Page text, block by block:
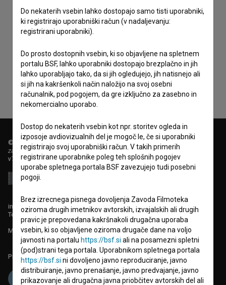
zbiranje, hrambo in obdelavo osebnih podatkov.
© 2018-2026, Filmoteka,
zavod za širjenje filmske kulture
v7.151.0
info@filmoteka.si
Tehnična pomoč: podpora@bsf.si
Mednarodna številka ISSN 2670-787X
Projekt sofinancira:
Do nekaterih vsebin lahko dostopajo samo tisti uporabniki,
ki registrirajo uporabniški račun (v nadaljevanju:
registrirani uporabniki).
Do prosto dostopnih vsebin, ki so objavljene na spletnem
portalu BSF, lahko uporabniki dostopajo brezplačno in jih
lahko uporabljajo tako, da si jih ogledujejo, jih natisnejo ali
si jih na kakršenkoli način naložijo na svoj osebni
računalnik, pod pogojem, da gre izključno za zasebno in
nekomercialno uporabo.
Dostop do nekaterih vsebin kot npr. storitev ogleda in
izposoje avdiovizualnih del je mogoč le, če si uporabniki
registrirajo svoj uporabniški račun. V takih primerih
registrirane uporabnike poleg teh splošnih pogojev
uporabe spletnega portala BSF zavezujejo tudi posebni
pogoji.
Brez izrecnega pisnega dovoljenja Zavoda Filmoteka
oziroma drugih imetnikov avtorskih, izvajalskih ali drugih
pravic je prepovedana kakršnakoli drugačna uporaba
vsebin, ki so objavljene oziroma drugače dane na voljo
javnosti na portalu https://bsf.si ali na posamezni spletni
(pod)strani tega portala. Uporabnikom spletnega portala
https://bsf.si ni dovoljeno javno reproduciranje, javno
distribuiranje, javno prenašanje, javno predvajanje, javno
prikazovanje ali drugačna javna priobčitev avtorskih del ali